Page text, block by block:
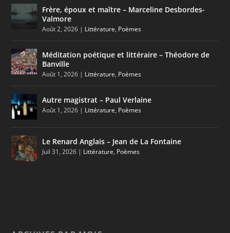
Frère, époux et maître – Marceline Desbordes-
Valmore
Août 2, 2026 | Littérature, Poèmes
Méditation poétique et littéraire – Théodore de
Banville
Août 1, 2026 | Littérature, Poèmes
Autre magistrat – Paul Verlaine
Août 1, 2026 | Littérature, Poèmes
Le Renard Anglais – Jean de La Fontaine
Juil 31, 2026 | Littérature, Poèmes